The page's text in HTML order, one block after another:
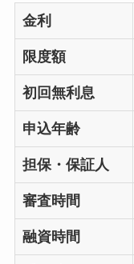
金利
限度額
初回無利息
申込年齢
担保・保証人
審査時間
融資時間